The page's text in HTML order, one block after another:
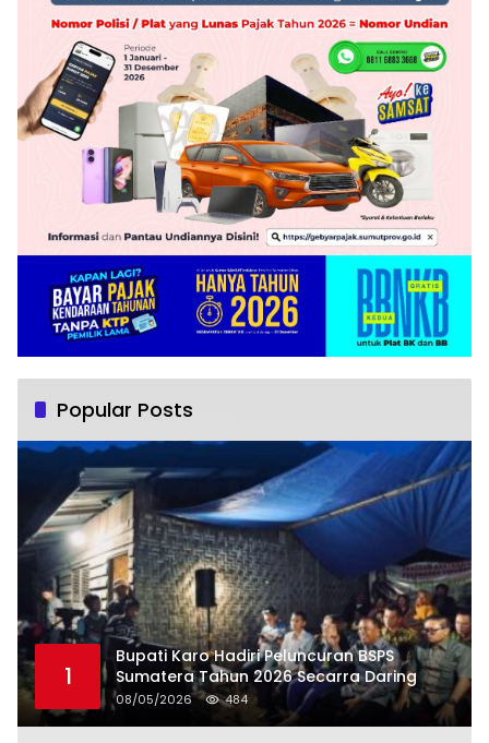
Popular Posts
1
Bupati Karo Hadiri Peluncuran BSPS
Sumatera Tahun 2026 Secarra Daring
08/05/2026 484